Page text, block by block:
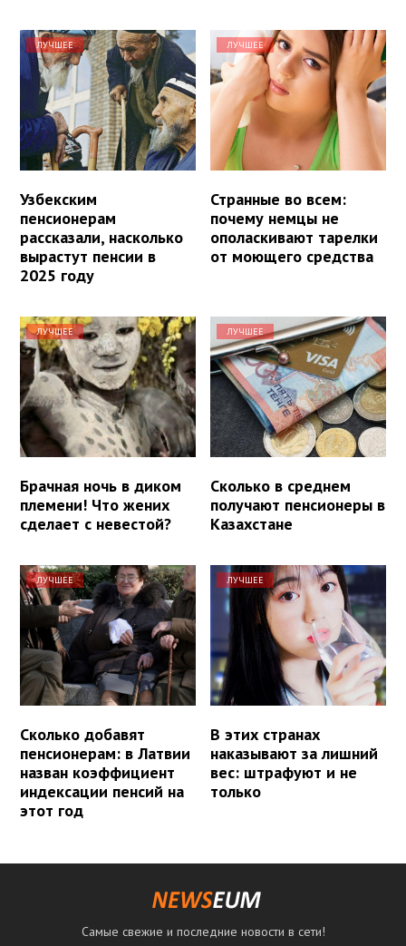
ЛУЧШЕЕ
Узбекским
пенсионерам
рассказали, насколько
вырастут пенсии в
2025 году
ЛУЧШЕЕ
Странные во всем:
почему немцы не
ополаскивают тарелки
от моющего средства
ЛУЧШЕЕ
Брачная ночь в диком
племени! Что жених
сделает с невестой?
ЛУЧШЕЕ
Сколько в среднем
получают пенсионеры в
Казахстане
ЛУЧШЕЕ
Сколько добавят
пенсионерам: в Латвии
назван коэффициент
индексации пенсий на
этот год
ЛУЧШЕЕ
В этих странах
наказывают за лишний
вес: штрафуют и не
только
Самые свежие и последние новости в сети!